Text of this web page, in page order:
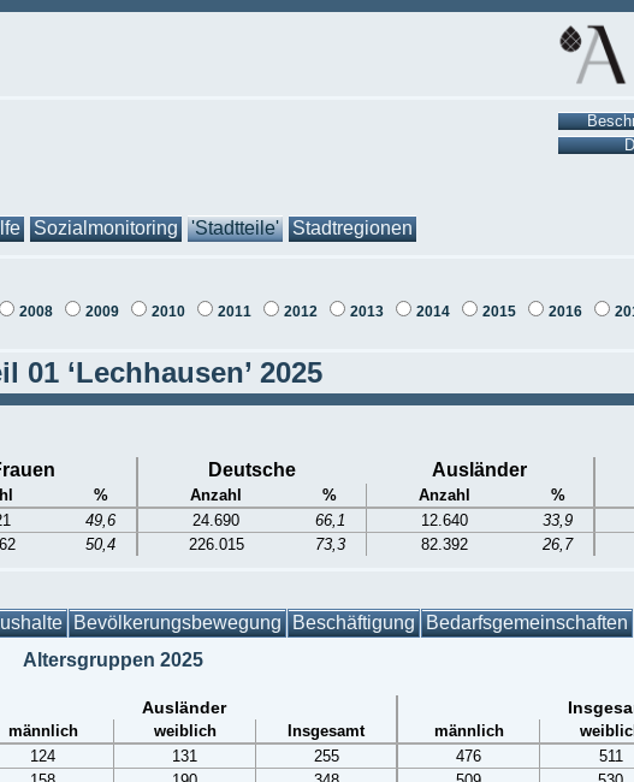
Sozialmonitoring 'Stadtteile' Stadtregionen
2008 2009 2010 2011 2012 2013 2014 2015 2016
01 ‘Lechhausen’ 2025
Deutsche Ausländer
% Anzahl % Anzahl %
49,6 24.690 66,1 12.640 33,9
50,4 226.015 73,3 82.392 26,7
Bevölkerungsbewegung Beschäftigung Bedarfsgemeinschaften
Altersgruppen 2025
Ausländer
männlich weiblich Insgesamt männlich
124 131 255 476 511